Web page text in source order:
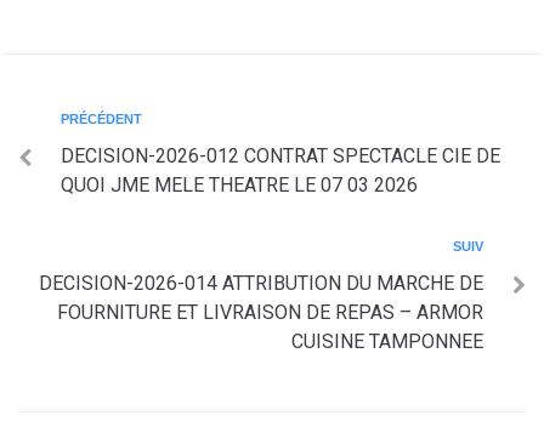
PRÉCÉDENT
DECISION-2026-012 CONTRAT SPECTACLE CIE DE
QUOI JME MELE THEATRE LE 07 03 2026
SUIV
DECISION-2026-014 ATTRIBUTION DU MARCHE DE
FOURNITURE ET LIVRAISON DE REPAS – ARMOR
CUISINE TAMPONNEE